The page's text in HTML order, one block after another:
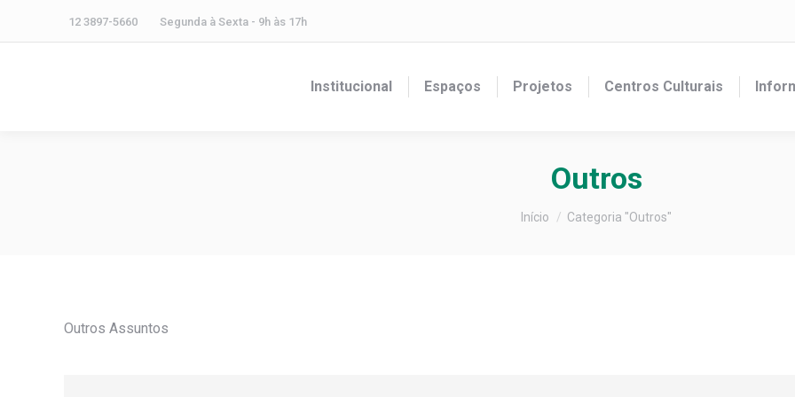
12 3897-5660 Segunda à Sexta - 9h às 17h
Institucional Espaços Projetos Centros Culturais
Outros
Você está aqui:
Início Categoria "Outros"
Outros Assuntos